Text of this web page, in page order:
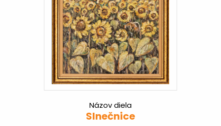
Názov diela
Slnečnice